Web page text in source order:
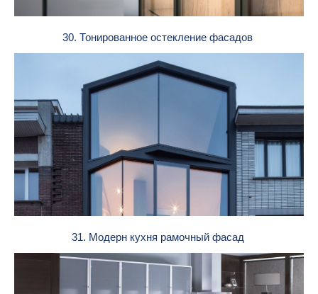
30. Тонированное остекление фасадов
31. Модерн кухня рамочный фасад